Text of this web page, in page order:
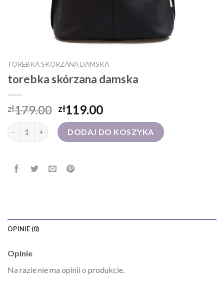
TOREBKA SKÓRZANA DAMSKA
torebka skórzana damska
zł179.00 zł119.00
ilość torebka skórzana damskaDODAJ DO KOSZYKA
OPINIE (0)
Opinie
Na razie nie ma opinii o produkcie.